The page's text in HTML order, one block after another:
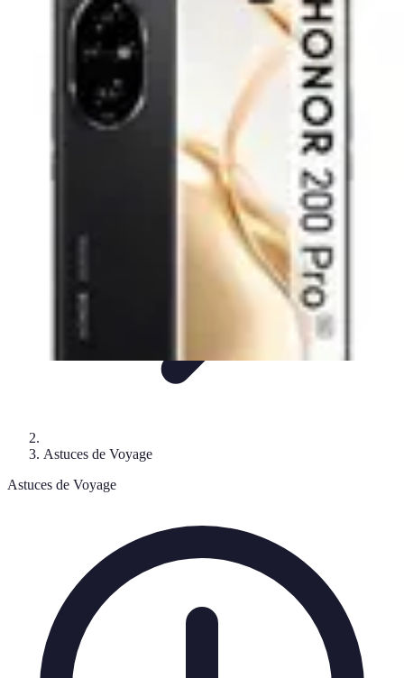
Voyage Inoubliable
Planification Destinations Voyage et ÉcologieVoyager seul
Voyage Inoubliable
Astuces de Voyage
Astuces de Voyage